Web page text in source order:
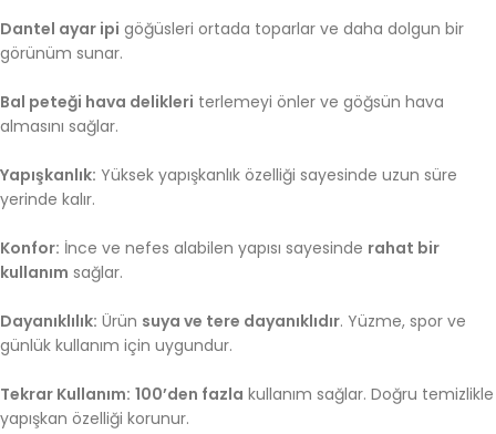
Dantel ayar ipi göğüsleri ortada toparlar ve daha dolgun bir
görünüm sunar.
Bal peteği hava delikleri terlemeyi önler ve göğsün hava
almasını sağlar.
Yapışkanlık: Yüksek yapışkanlık özelliği sayesinde uzun süre
yerinde kalır.
Konfor: İnce ve nefes alabilen yapısı sayesinde rahat bir
kullanım sağlar.
Dayanıklılık: Ürün suya ve tere dayanıklıdır. Yüzme, spor ve
günlük kullanım için uygundur.
Tekrar Kullanım: 100’den fazla kullanım sağlar. Doğru temizlikle
yapışkan özelliği korunur.